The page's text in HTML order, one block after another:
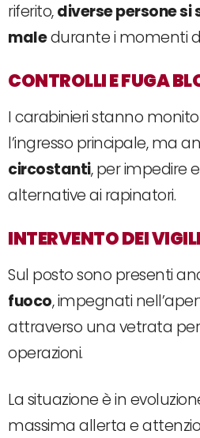
riferito,diverse persone
maledurante i momenti
CONTROLLI E FUGA
I carabinieri stanno
l’ingresso principale, ma
circostanti, per impedire
alternative ai rapinatori.
INTERVENTO DEI
Sul posto sono presenti
fuoco, impegnati
attraverso una vetrata
operazioni.
La situazione è in
massima allerta e